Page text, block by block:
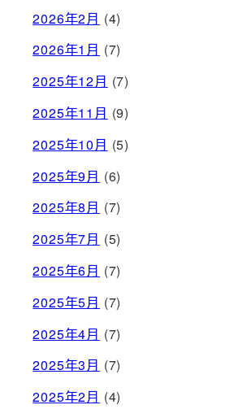
2026年2月 (4)
2026年1月 (7)
2025年12月 (7)
2025年11月 (9)
2025年10月 (5)
2025年9月 (6)
2025年8月 (7)
2025年7月 (5)
2025年6月 (7)
2025年5月 (7)
2025年4月 (7)
2025年3月 (7)
2025年2月 (4)